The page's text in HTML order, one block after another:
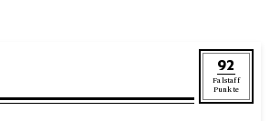
92
Falstaff
Punkte